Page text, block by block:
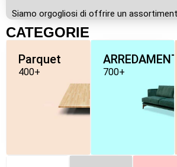
Siamo orgogliosi di offrire un
CATEGORIE
Parquet
400+ 700+